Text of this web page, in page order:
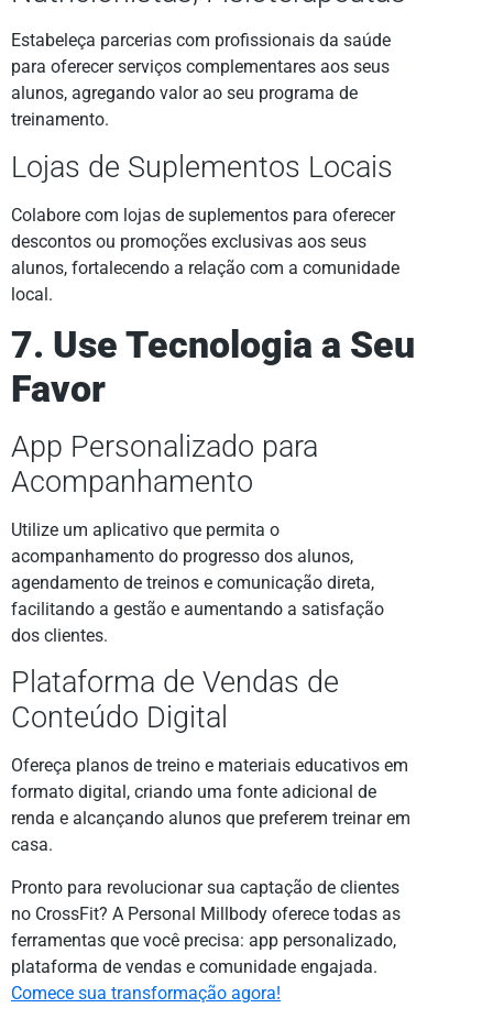
Estabeleça parcerias com profissionais da saúde
para oferecer serviços complementares aos seus
alunos, agregando valor ao seu programa de
treinamento.
Lojas de Suplementos Locais
Colabore com lojas de suplementos para oferecer
descontos ou promoções exclusivas aos seus
alunos, fortalecendo a relação com a comunidade
local.
7. Use Tecnologia a Seu
Favor
App Personalizado para
Acompanhamento
Utilize um aplicativo que permita o
acompanhamento do progresso dos alunos,
agendamento de treinos e comunicação direta,
facilitando a gestão e aumentando a satisfação
dos clientes.
Plataforma de Vendas de
Conteúdo Digital
Ofereça planos de treino e materiais educativos em
formato digital, criando uma fonte adicional de
renda e alcançando alunos que preferem treinar em
casa.
Pronto para revolucionar sua captação de clientes
no CrossFit? A Personal Millbody oferece todas as
ferramentas que você precisa: app personalizado,
plataforma de vendas e comunidade engajada.
Comece sua transformação agora!